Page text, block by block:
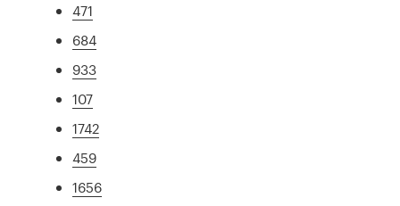
471
684
933
107
1742
459
1656